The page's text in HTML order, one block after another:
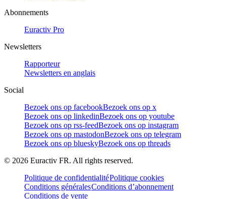
Abonnements
Euractiv Pro
Newsletters
Rapporteur
Newsletters en anglais
Social
Bezoek ons op facebookBezoek ons op x
Bezoek ons op linkedinBezoek ons op youtube
Bezoek ons op rss-feedBezoek ons op instagram
Bezoek ons op mastodonBezoek ons op telegram
Bezoek ons op blueskyBezoek ons op threads
© 2026 Euractiv FR. All rights reserved.
Politique de confidentialitéPolitique cookies
Conditions généralesConditions d’abonnement
Conditions de vente